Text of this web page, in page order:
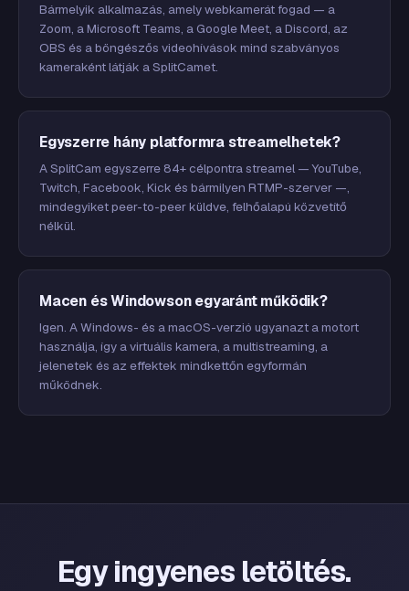
Bármelyik alkalmazás, amely webkamerát fogad — a
Zoom, a Microsoft Teams, a Google Meet, a Discord, az
OBS és a böngészős videohívások mind szabványos
kameraként látják a SplitCamet.
Egyszerre hány platformra streamelhetek?
A SplitCam egyszerre 84+ célpontra streamel — YouTube,
Twitch, Facebook, Kick és bármilyen RTMP-szerver —,
mindegyiket peer-to-peer küldve, felhőalapú közvetítő
nélkül.
Macen és Windowson egyaránt működik?
Igen. A Windows- és a macOS-verzió ugyanazt a motort
használja, így a virtuális kamera, a multistreaming, a
jelenetek és az effektek mindkettőn egyformán
működnek.
Egy ingyenes letöltés.